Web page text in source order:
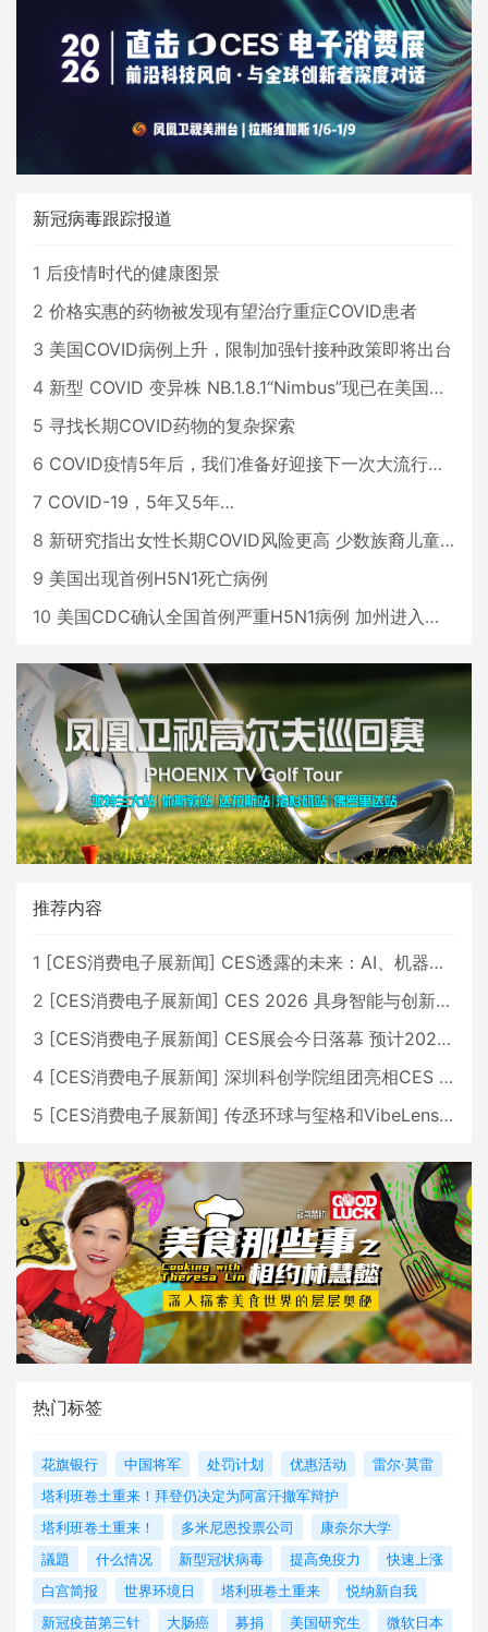
新冠病毒跟踪报道
1 后疫情时代的健康图景
2 价格实惠的药物被发现有望治疗重症COVID患者
3 美国COVID病例上升，限制加强针接种政策即将出台
4 新型 COVID 变异株 NB.1.8.1“Nimbus”现已在美国占据主导地位
5 寻找长期COVID药物的复杂探索
6 COVID疫情5年后，我们准备好迎接下一次大流行了吗？
7 COVID-19，5年又5年…
8 新研究指出女性长期COVID风险更高 少数族裔儿童存在差异
9 美国出现首例H5N1死亡病例
10 美国CDC确认全国首例严重H5N1病例 加州进入紧急状态
推荐内容
1 [CES消费电子展新闻] CES透露的未来：AI、机器人与智能生活大爆发
2 [CES消费电子展新闻] CES 2026 具身智能与创新领域 中国公司大放异彩
3 [CES消费电子展新闻] CES展会今日落幕 预计2026行业收入将超五千亿美元
4 [CES消费电子展新闻] 深圳科创学院组团亮相CES 广受好评
5 [CES消费电子展新闻] 传丞环球与玺格和VibeLens共同推出全新耳机
热门标签
花旗银行 中国将军 处罚计划 优惠活动
雷尔·莫雷
塔利班卷土重来！拜登仍决定为阿富汗撤军辩护
塔利班卷土重来！
多米尼恩投票公司
康奈尔大学
議題
什么情况 新型冠状病毒 提高免疫力
快速上涨
白宫简报
世界环境日 塔利班卷土重来
悦纳新自我
新冠疫苗第三针
大肠癌 募捐 美国研究生
微软日本